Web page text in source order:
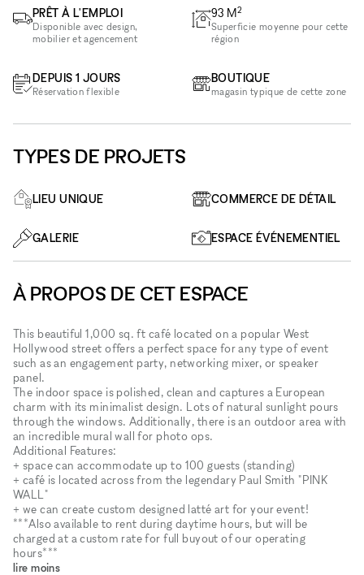
PRÊT À L'EMPLOI
Disponible avec design,
mobilier et agencement
DEPUIS 1 JOURS
Réservation flexible
93 M2
Superficie moyenne pour cette
région
BOUTIQUE
magasin typique de cette zone
TYPES DE PROJETS
LIEU UNIQUE COMMERCE DE DÉTAIL
GALERIE ESPACE ÉVÉNEMENTIEL
À PROPOS DE CET ESPACE
This beautiful 1,000 sq. ft café located on a popular West
Hollywood street offers a perfect space for any type of event
such as an engagement party, networking mixer, or speaker
panel.
The indoor space is polished, clean and captures a European
charm with its minimalist design. Lots of natural sunlight pours
through the windows. Additionally, there is an outdoor area with
an incredible mural wall for photo ops.
Additional Features:
+ space can accommodate up to 100 guests (standing)
+ café is located across from the legendary Paul Smith "PINK
WALL"
+ we can create custom designed latté art for your event!
***Also available to rent during daytime hours, but will be
charged at a custom rate for full buyout of our operating
hours***
lire moins